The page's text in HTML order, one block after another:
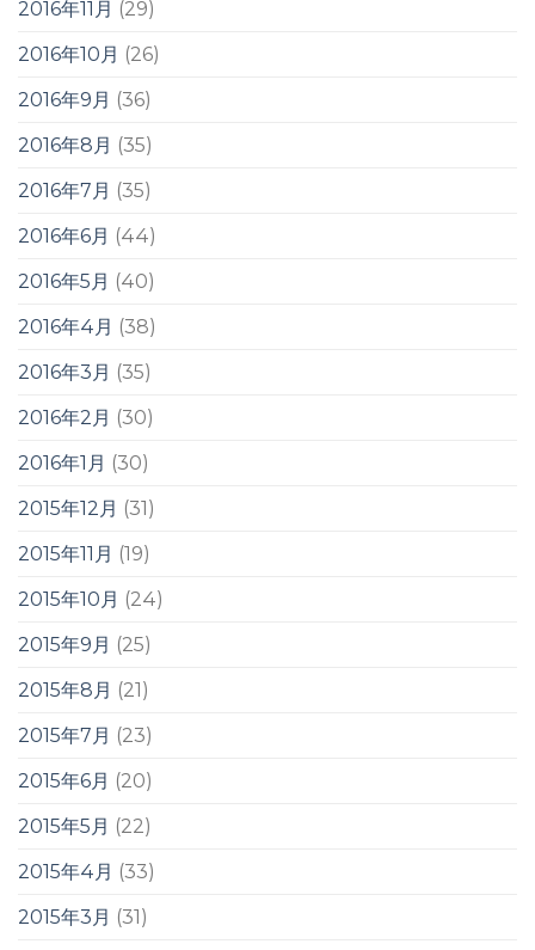
2016年11月 (29)
2016年10月 (26)
2016年9月 (36)
2016年8月 (35)
2016年7月 (35)
2016年6月 (44)
2016年5月 (40)
2016年4月 (38)
2016年3月 (35)
2016年2月 (30)
2016年1月 (30)
2015年12月 (31)
2015年11月 (19)
2015年10月 (24)
2015年9月 (25)
2015年8月 (21)
2015年7月 (23)
2015年6月 (20)
2015年5月 (22)
2015年4月 (33)
2015年3月 (31)